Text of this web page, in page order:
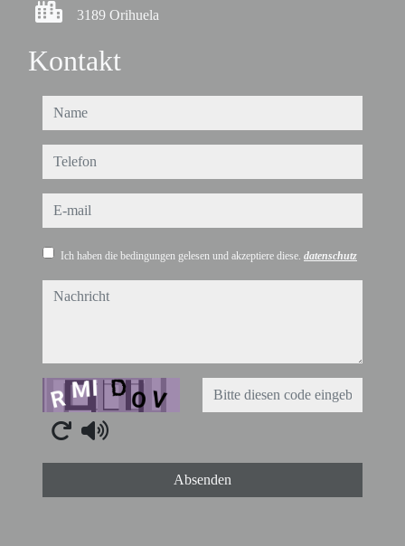
3189 Orihuela
Kontakt
name
telefon
e-mail
Ich haben die bedingungen gelesen und akzeptiere diese. datenschutz
nachricht
Captcha
Absenden